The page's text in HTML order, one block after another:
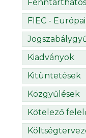
FIEC -
Kiadványok
Kitüntetések
Közgyűlések
Kötelező